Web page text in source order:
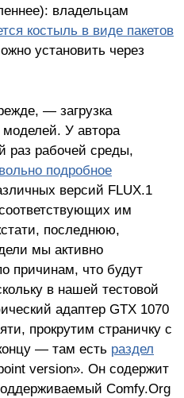
владельцам
костыль в виде пакетов
установить через
— загрузка
У автора
раз рабочей среды,
подробное
версий FLUX.1
им
последнюю,
мы активно
причинам, что будут
в нашей тестовой
адаптер GTX 1070
прокрутим страничку с
— там есть раздел
version». Он содержит
Comfy.Org